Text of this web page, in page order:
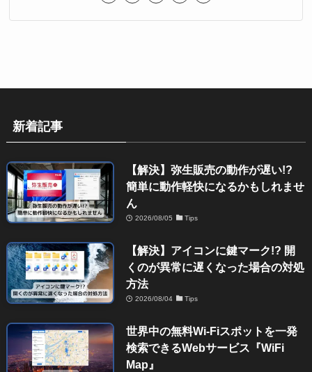
新着記事
【解決】弥生販売の動作が遅い!?
簡単に動作軽快になるかもしれませ
ん
2026/08/05 Tips
【解決】アイコンに鍵マーク!? 開
くのが異常に遅くなった場合の対処
方法
2026/08/04 Tips
世界中の無料Wi-Fiスポットを一発
検索できるWebサービス『WiFi
Map』